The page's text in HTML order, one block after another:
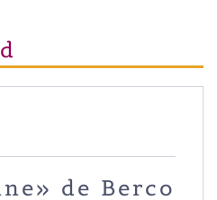
de Berco